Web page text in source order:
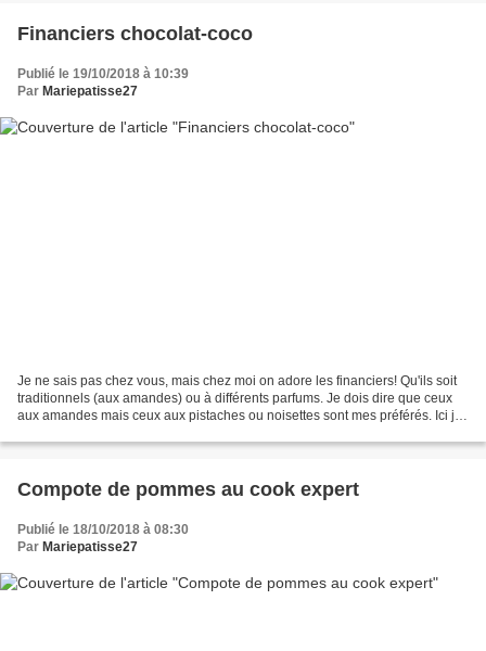
Financiers chocolat-coco
Publié le 19/10/2018 à 10:39
Par Mariepatisse27
Je ne sais pas chez vous, mais chez moi on adore les financiers! Qu'ils soit
traditionnels (aux amandes) ou à différents parfums. Je dois dire que ceux
aux amandes mais ceux aux pistaches ou noisettes sont mes préférés. Ici j'ai
Compote de pommes au cook expert
Publié le 18/10/2018 à 08:30
Par Mariepatisse27